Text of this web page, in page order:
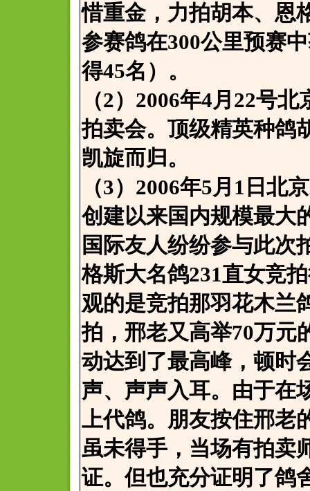
惜重金，力拍胡本、恩
参赛鸽在300公里预赛
得45名）。
（2）2006年4月22号
拍卖会。顶级精英种鸽
凯旋而归。
（3）2006年5月1日北
创建以来国内规模最大
国际友人纷纷参与此次
格斯大名鸽231直女竞
观的是竞拍那羽花木兰
拍，邢老又高举70万元
动达到了最高峰，顿时
声、声声入耳。由于在
上代鸽。朋友按住邢老
虽未得手，当场有拍卖
证。但也充分证明了鸽